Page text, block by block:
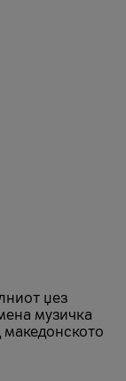
џез
музичка